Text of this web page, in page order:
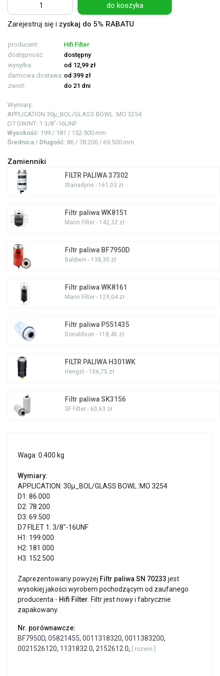
do koszyka
Zarejestruj się i zyskaj do 5% RABATU
producent:
Hifi Filter
dostępność:
dostępny
wysyłka:
od 12,99 zł
darmowa dostawa: od 399 zł
zwrot:
do 21 dni
Wymiary:
APPLICATION 30µ_BOL/GLASS BOWL :MO 3254
D7 GWINT: 1 3/8"-16UNF
Wysokość: 199 / 181 / 152.500 mm
Średnica / Długość: 86 / 78.200 / 69.500 mm
Zamienniki
FILTR PALIWA 37302
Stanadyne - 161,03 zł
Filtr paliwa WK8151
Mann Filter - 142,32 zł
Filtr paliwa BF7950D
Baldwin - 138,30 zł
Filtr paliwa WK8161
Mann Filter - 129,04 zł
Filtr paliwa P551435
Donaldson - 118,46 zł
FILTR PALIWA H301WK
Hengst - 106,75 zł
Filtr paliwa SK3156
SF Filter - 60,63 zł
Waga: 0.400 kg
Wymiary:
APPLICATION: 30µ_BOL/GLASS BOWL :MO 3254
D1: 86.000
D2: 78.200
D3: 69.500
D7 FILET 1: 3/8"-16UNF
H1: 199.000
H2: 181.000
H3: 152.500
Zaprezentowany powyżej Filtr paliwa SN 70233 jest
wysokiej jakości wyrobem pochodzącym od zaufanego
producenta - Hifi Filter . Filtr jest nowy i fabrycznie
zapakowany.
Nr. porównawcze:
BF7950D, 05821455, 0011318320, 0011383200,
0021526120, 1131832.0, 2152612.0, [ rozwiń ]